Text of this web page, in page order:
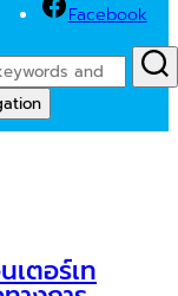
Facebook
เตอร์เท